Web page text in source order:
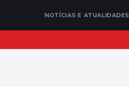
NOTÍCIAS E ATUALIDADES